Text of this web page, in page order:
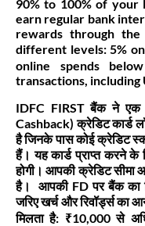
90% to 100% of your
earn regular bank
rewards through
different levels: 5%
online spends
transactions, including
IDFC FIRST बैंक ने एक
Cashback) क्रेडिट कार्ड
है जिनके पास कोई क्रेडिट
हैं। यह कार्ड प्राप्त करने
होगी। आपकी क्रेडिट
है। आपकी FD पर बैंक का
जरिए खर्च और रिवॉर्ड्स
मिलता है: ₹10,000 से